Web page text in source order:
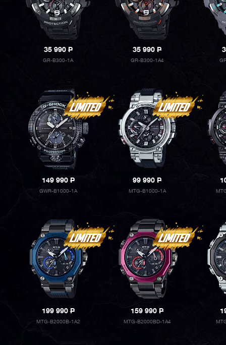
35 990P
GR-B300-1A
35 990P
GR-B300-1A4
149 990P
GWR-B1000-1A
99 990P
MTG-B1000-1A
199 990P
MTG-B2000B-1A2
159 990P
MTG-B2000BD-1A4